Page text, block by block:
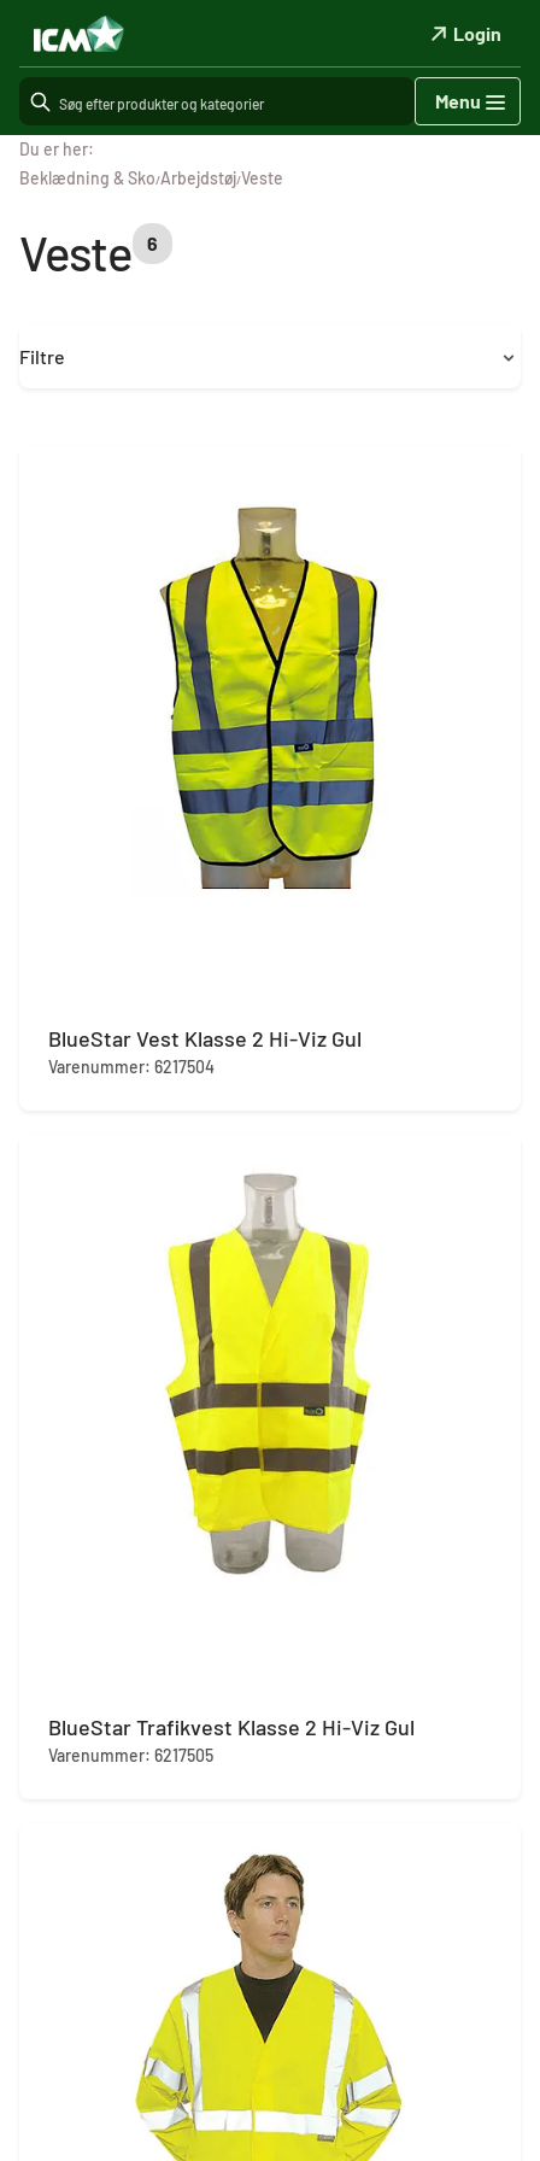
Login
Menu
Du er her:
Beklædning & Sko/Arbejdstøj/Veste
Veste 6
Filtre
BlueStar Vest Klasse 2 Hi-Viz Gul
Varenummer: 6217504
BlueStar Trafikvest Klasse 2 Hi-Viz Gul
Varenummer: 6217505